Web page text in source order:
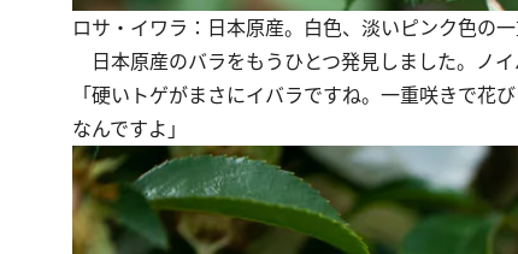
ロサ・イワラ：日本原産。白色、淡いピンク色の
日本原産のバラをもうひとつ発見しました。ノ
「硬いトゲがまさにイバラですね。一重咲きで
なんですよ」